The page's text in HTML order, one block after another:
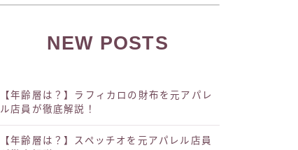
NEW POSTS
【年齢層は？】ラフィカロの財布を元アパレ
ル店員が徹底解説！
【年齢層は？】スペッチオを元アパレル店員